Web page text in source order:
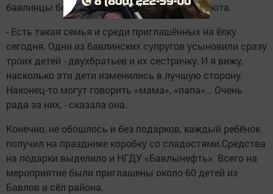
бавлинцы берут на воспитание детей из приюта.
- Есть такая семья и среди приглашённых на ёлку
сегодня. Одни из бавлинских супругов усыновили сразу
троих детей - двухбратьев и их сестричку. И я вижу,
насколько эти дети изменились в лучшую сторону.
Наконец-то могут говорить «мама», «папа»… Очень
рада за них, - сказала она.
Конечно, не обошлось и без подарков, каждый ребёнок
получил на празднике коробку со сладостями.Средства
на подарки выделило и НГДУ «Бавлынефть». Всего на
мероприятие были приглашены около 60 детей из
Бавлов и сёл района.